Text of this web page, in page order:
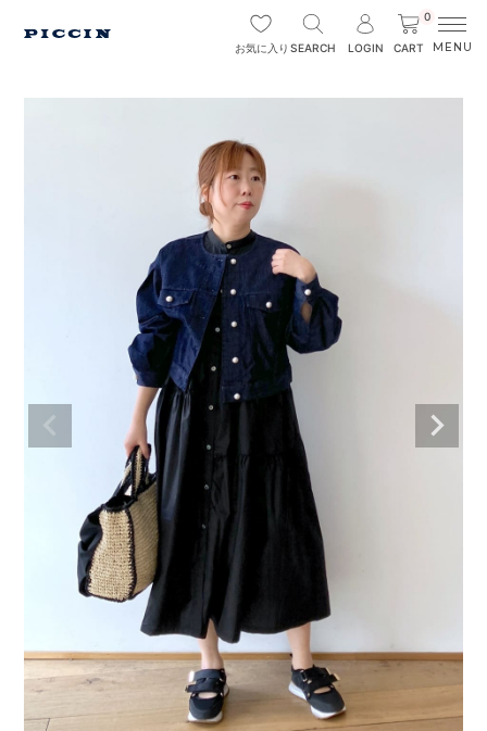
お気に入り SEARCH LOGIN
0
CART